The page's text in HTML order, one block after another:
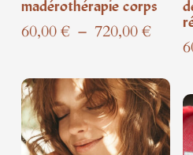
madérothérapie corps
60,00€ – 720,00€Plage
60,00
à